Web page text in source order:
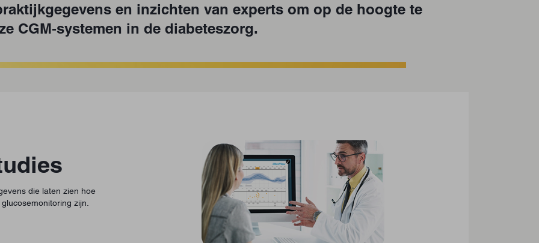
en inzichten van experts om op de hoogte te
CGM‑systemen in de diabeteszorg.
die laten zien hoe
zijn.